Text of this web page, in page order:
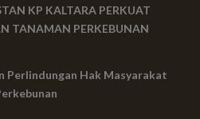
KP KALTARA PERKUAT
TANAMAN PERKEBUNAN
Perlindungan Hak Masyarakat